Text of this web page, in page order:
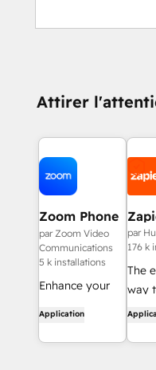
Attirer
Zoom Phone
for HubSpot
par Zoom Video
Communications
5 k installations
Enhance your
streamline your
Application
par
176 k
The
way